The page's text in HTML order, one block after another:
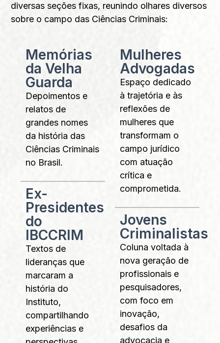
diversas seções fixas, reunindo olhares diversos
sobre o campo das Ciências Criminais:
Memórias
da Velha
Guarda
Depoimentos e
relatos de
grandes nomes
da história das
Ciências Criminais
no Brasil.
Ex-
Presidentes
do
IBCCRIM
Textos de
lideranças que
marcaram a
história do
Instituto,
compartilhando
experiências e
Mulheres
Advogadas
Espaço dedicado
à trajetória e às
reflexões de
mulheres que
transformam o
campo jurídico
com atuação
crítica e
comprometida.
Jovens
Criminalistas
Coluna voltada à
nova geração de
profissionais e
pesquisadores,
com foco em
inovação,
desafios da
advocacia e